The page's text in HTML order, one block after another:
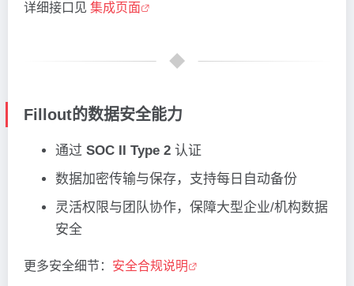
详细接口见 集成页面
Fillout的数据安全能力
通过 SOC II Type 2 认证
数据加密传输与保存，支持每日自动备份
灵活权限与团队协作，保障大型企业/机构数据
安全
更多安全细节： 安全合规说明